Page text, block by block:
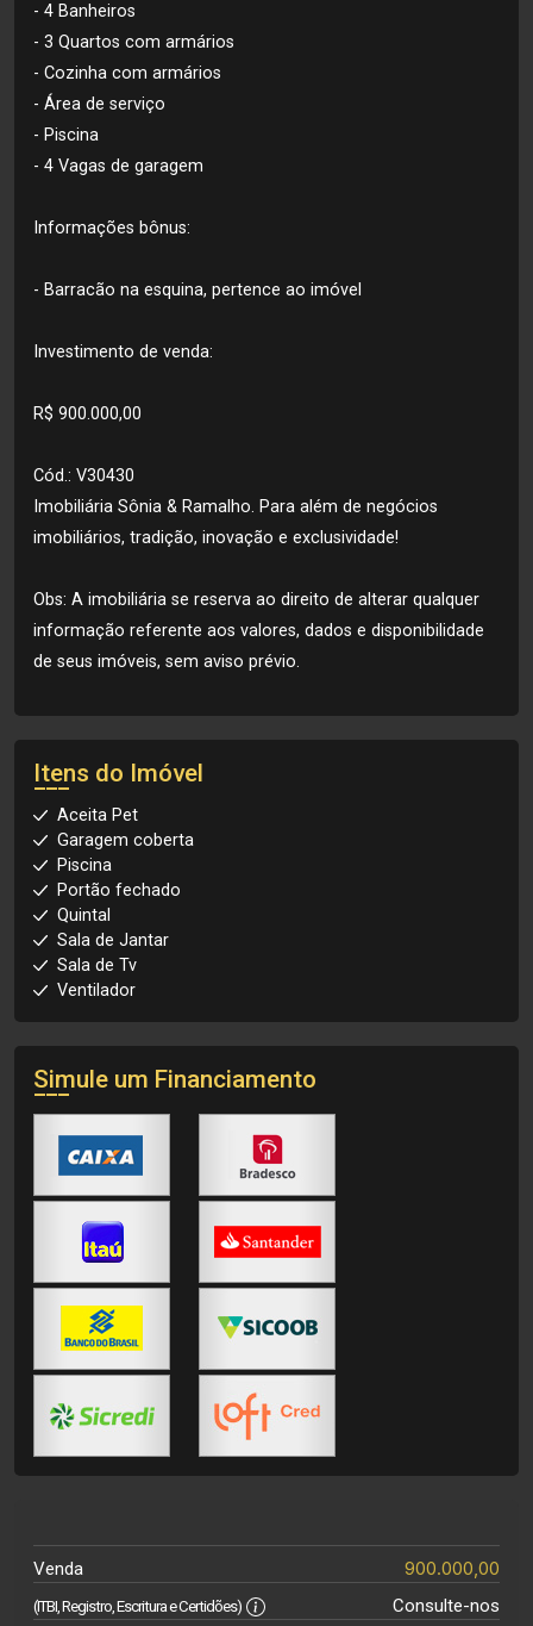
- 4 Banheiros
- 3 Quartos com armários
- Cozinha com armários
- Área de serviço
- Piscina
- 4 Vagas de garagem
Informações bônus:
- Barracão na esquina, pertence ao imóvel
Investimento de venda:
R$ 900.000,00
Cód.: V30430
Imobiliária Sônia & Ramalho. Para além de negócios
imobiliários, tradição, inovação e exclusividade!
Obs: A imobiliária se reserva ao direito de alterar qualquer
informação referente aos valores, dados e disponibilidade
de seus imóveis, sem aviso prévio.
Itens do Imóvel
Aceita Pet
Garagem coberta
Piscina
Portão fechado
Quintal
Sala de Jantar
Sala de Tv
Ventilador
Simule um Financiamento
Venda 900.000,00
(ITBI, Registro, Escritura e Certidões) Consulte-nos